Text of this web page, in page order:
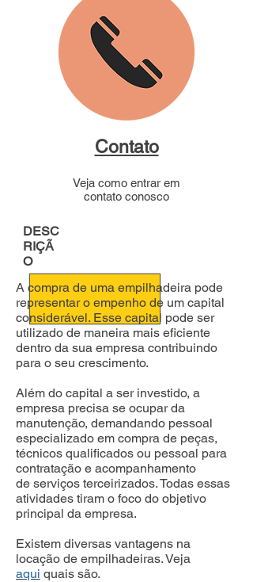
Contato
Veja como entrar em
contato conosco
DESC
RIÇÃ
O
A compra de uma empilhadeira pode
representar o empenho de um capital
considerável. Esse capital pode ser
utilizado de maneira mais eficiente
dentro da sua empresa contribuindo
para o seu crescimento.
Além do capital a ser investido, a
empresa precisa se ocupar da
manutenção, demandando pessoal
especializado em compra de peças,
técnicos qualificados ou pessoal para
contratação e acompanhamento
de serviços terceirizados. Todas essas
atividades tiram o foco do objetivo
principal da empresa.
Existem diversas vantagens na
locação de empilhadeiras. Veja
aqui quais são.